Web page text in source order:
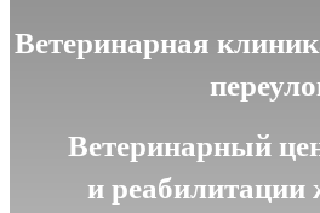
Ветеринарная
Ветеринарный
и